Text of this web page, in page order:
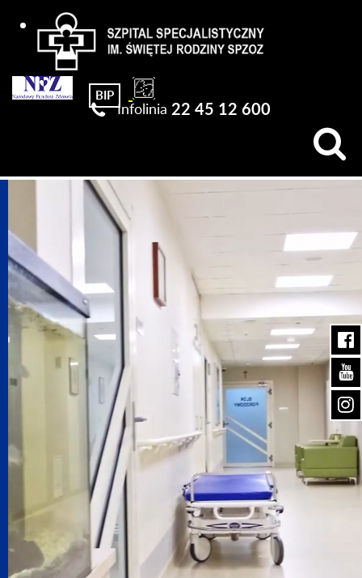
Szpital Specjalistyczny im. Świętej Rodziny SPZOZ
Infolinia 22 45 12 600